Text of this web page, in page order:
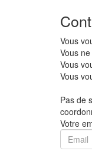
Vous
Vous
Vous
Vous
Pas de
Votre